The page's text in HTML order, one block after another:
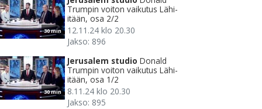
30 min
Trumpin voiton vaikutus Lähi-
itään, osa 2/2
12.11.24 klo 20.30
Jakso: 896
30 min
Jerusalem studio Donald
Trumpin voiton vaikutus Lähi-
itään, osa 1/2
8.11.24 klo 20.30
Jakso: 895